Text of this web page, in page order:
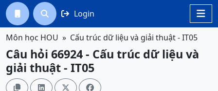

  Login
Môn học HOU Cấu trúc dữ liệu và giải thuật - IT05
Câu hỏi 66924 - Cấu trúc dữ liệu và
giải thuật - IT05
   